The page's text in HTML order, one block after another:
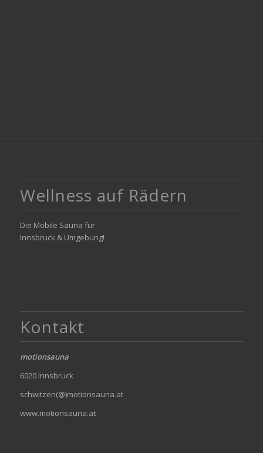
Wellness auf Rädern
Die Mobile Sauna für
Innsbruck & Umgebung!
Kontakt
motionsauna
6020 Innsbruck
schwitzen(@)motionsauna.at
www.motionsauna.at